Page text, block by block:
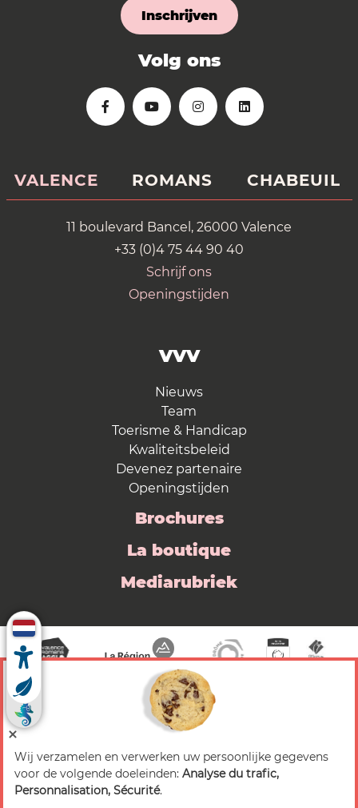
Inschrijven
Volg ons
VALENCE ROMANS CHABEUIL
11 boulevard Bancel, 26000 Valence
+33 (0)4 75 44 90 40
Schrijf ons
Openingstijden
VVV
Nieuws
Team
Toerisme & Handicap
Kwaliteitsbeleid
Devenez partenaire
Openingstijden
Brochures
La boutique
Mediarubriek
© 2026 Valence Romans Tourisme — Alle rechten
voorbehouden
Wij verzamelen en verwerken uw persoonlijke gegevens
voor de volgende doeleinden: Analyse du trafic,
Personnalisation, Sécurité.